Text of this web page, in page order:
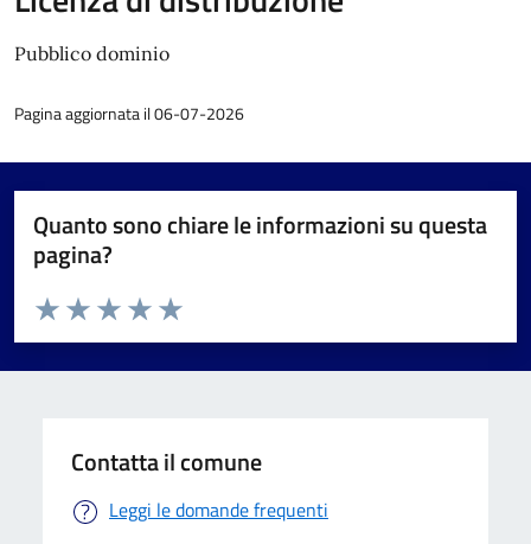
Pubblico dominio
Pagina aggiornata il 06-07-2026
Quanto sono chiare le informazioni su questa
pagina?
Valuta da 1 a 5 stelle la pagina
Valuta 5 stelle su 5
Valuta 4 stelle su 5
Valuta 3 stelle su 5
Valuta 2 stelle su 5
Valuta 1 stelle su 5
Contatta il comune
Leggi le domande frequenti